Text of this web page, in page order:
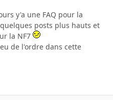
y'a une FAQ pour la
posts plus hauts et
la NF7
de l'ordre dans cette